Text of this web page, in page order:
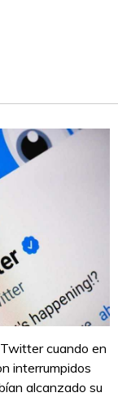
cuando en
interrumpidos
alcanzado su